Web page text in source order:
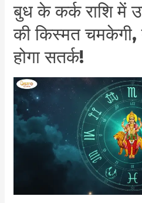
बुध के कर्क राशि में
की किस्मत चमकेगी,
होगा सतर्क!
बुध
के
कर्क
राशि
में
उदय
से
इन
राशियों
की
कुछ